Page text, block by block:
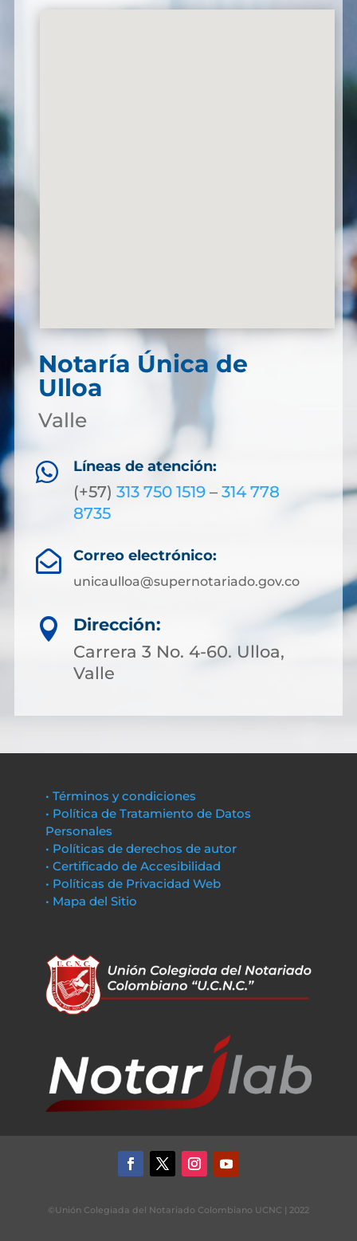
Notaría Única de
Ulloa
Valle
 Líneas de atención:
(+57) 313 750 1519 – 314 778
8735
 Correo electrónico:
unicaulloa@supernotariado.gov.co

Dirección:
Carrera 3 No. 4-60. Ulloa,
Valle
• Términos y condiciones
• Política de Tratamiento de Datos
Personales
• Políticas de derechos de autor
• Certificado de Accesibilidad
• Políticas de Privacidad Web
• Mapa del Sitio
©Unión Colegiada del Notariado Colombiano UCNC | 2022